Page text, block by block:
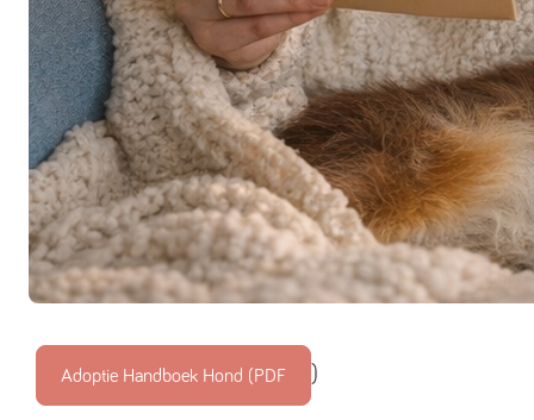
Adoptie Handboek Hond (PDF )